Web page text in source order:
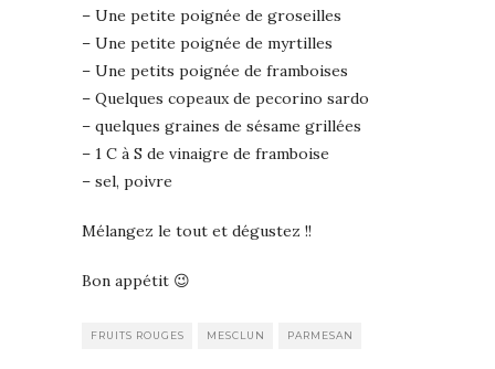
– Une petite poignée de groseilles
– Une petite poignée de myrtilles
– Une petits poignée de framboises
– Quelques copeaux de pecorino sardo
– quelques graines de sésame grillées
– 1 C à S de vinaigre de framboise
– sel, poivre
Mélangez le tout et dégustez !!
Bon appétit 😉
FRUITS ROUGES MESCLUN PARMESAN